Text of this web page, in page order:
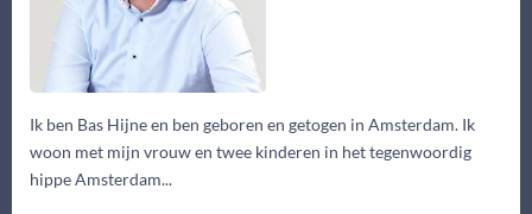
Ik ben Bas Hijne en ben geboren en getogen in Amsterdam. Ik
woon met mijn vrouw en twee kinderen in het tegenwoordig
hippe Amsterdam...